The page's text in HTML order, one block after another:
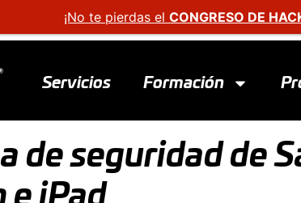
Servicios Formación
de seguridad de
¡No te pierdas el CONGRESO DE